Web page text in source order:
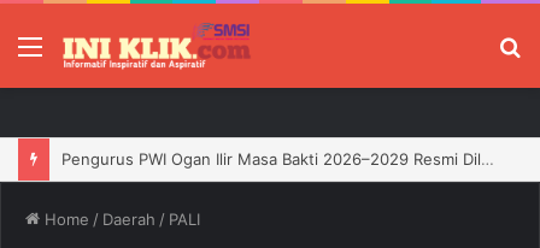
Menu
Home / Daerah / PALI